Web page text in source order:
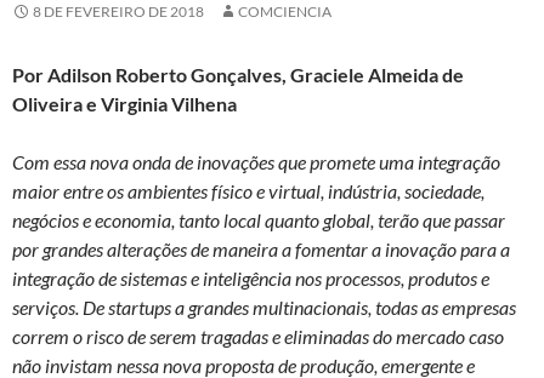
8 DE FEVEREIRO DE 2018 COMCIENCIA
Por Adilson Roberto Gonçalves, Graciele Almeida de
Oliveira e Virginia Vilhena
Com essa nova onda de inovações que promete uma integração
maior entre os ambientes físico e virtual, indústria, sociedade,
negócios e economia, tanto local quanto global, terão que passar
por grandes alterações de maneira a fomentar a inovação para a
integração de sistemas e inteligência nos processos, produtos e
serviços. De startups a grandes multinacionais, todas as empresas
correm o risco de serem tragadas e eliminadas do mercado caso
não invistam nessa nova proposta de produção, emergente e